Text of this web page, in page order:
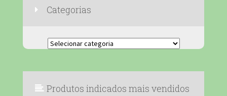
Categorias
Categorias
Produtos indicados mais vendidos